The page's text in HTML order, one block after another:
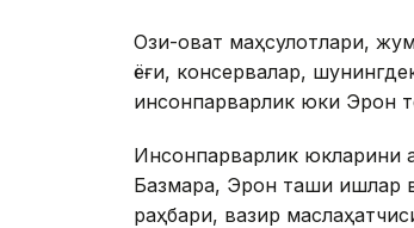
Озиқ-овқат маҳсулотлари,
ёғи, консервалар,
инсонпарварлик юки Эрон
Инсонпарварлик юкларини
Базмара, Эрон ташқи ишлар
раҳбари, вазир